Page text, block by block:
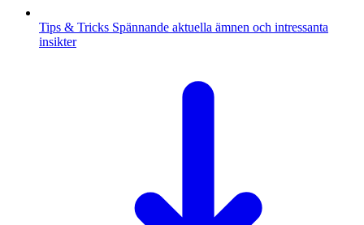
Tips & Tricks Spännande aktuella ämnen och intressanta
insikter